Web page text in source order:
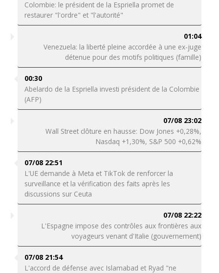
Colombie: le président de la Espriella promet de
restaurer "l'ordre" et "l'autorité"
01:04
Venezuela: la liberté pleine accordée à une ex-juge
détenue pour des motifs politiques (famille)
00:30
Abelardo de la Espriella investi président de la Colombie
(AFP)
07/08 23:02
Wall Street clôture en hausse: Dow Jones +0,28%,
Nasdaq +1,30%, S&P 500 +0,62%
07/08 22:51
L'UE demande à Meta et TikTok de renforcer la
surveillance et la vérification des faits après les
discussions sur Ceuta
07/08 22:22
L'Espagne impose des contrôles aux frontières aux
voyageurs venant d'Italie (gouvernement)
07/08 21:54
L'accord de défense avec Islamabad et Ryad "ne